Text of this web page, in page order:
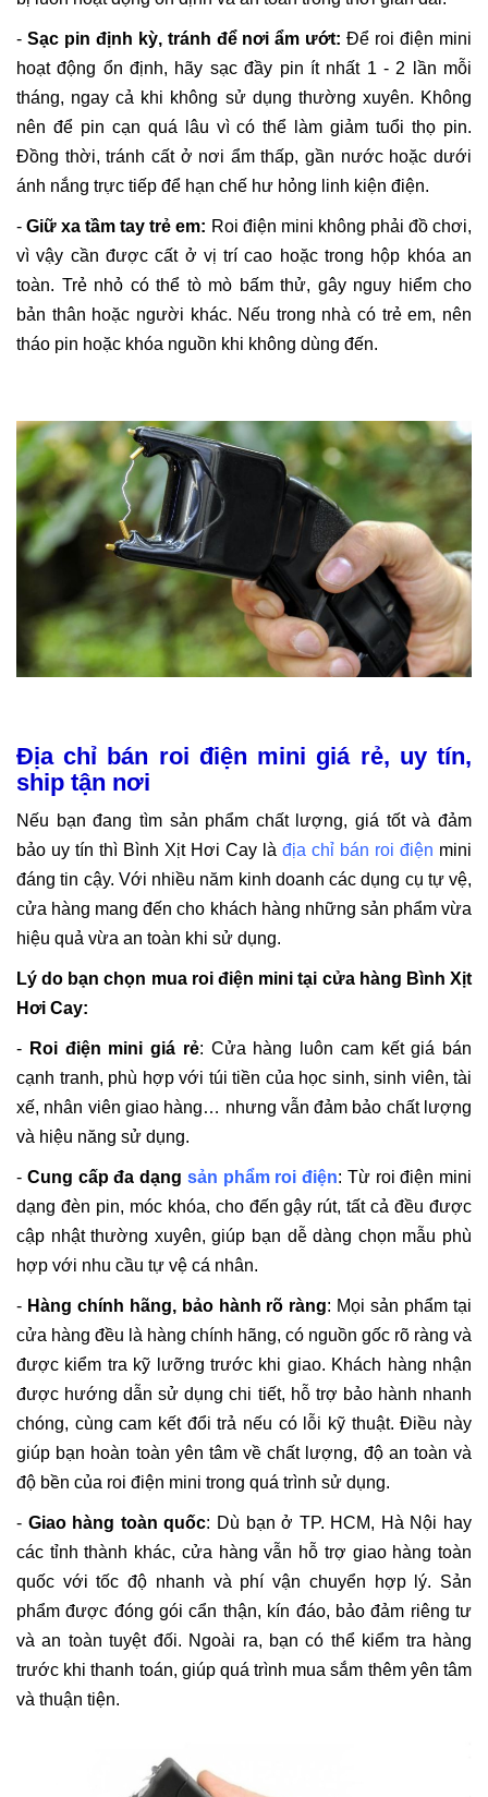
- Sạc pin định kỳ, tránh để nơi ẩm ướt:Để roi điện mini
hoạt động ổn định, hãy sạc đầy pin ít nhất 1 - 2 lần mỗi
tháng, ngay cả khi không sử dụng thường xuyên. Không
nên để pin cạn quá lâu vì có thể làm giảm tuổi thọ pin.
Đồng thời, tránh cất ở nơi ẩm thấp, gần nước hoặc dưới
ánh nắng trực tiếp để hạn chế hư hỏng linh kiện điện.
-Giữ xa tầm tay trẻ em: Roi điện mini không phải đồ chơi,
vì vậy cần được cất ở vị trí cao hoặc trong hộp khóa an
toàn. Trẻ nhỏ có thể tò mò bấm thử, gây nguy hiểm cho
bản thân hoặc người khác. Nếu trong nhà có trẻ em, nên
tháo pin hoặc khóa nguồn khi không dùng đến.
Địa chỉ bán roi điện mini giá rẻ, uy tín,
ship tận nơi
Nếu bạn đang tìm sản phẩm chất lượng, giá tốt và đảm
bảo uy tín thì Bình Xịt Hơi Cay là địa chỉ bán roi điện mini
đáng tin cậy. Với nhiều năm kinh doanh các dụng cụ tự vệ,
cửa hàng mang đến cho khách hàng những sản phẩm vừa
hiệu quả vừa an toàn khi sử dụng.
Lý do bạn chọn mua roi điện mini tại cửa hàng Bình Xịt
Hơi Cay:
- Roi điện mini giá rẻ: Cửa hàng luôn cam kết giá bán
cạnh tranh, phù hợp với túi tiền của học sinh, sinh viên, tài
xế, nhân viên giao hàng… nhưng vẫn đảm bảo chất lượng
và hiệu năng sử dụng.
- Cung cấp đa dạng sản phẩm roi điện: Từ roi điện mini
dạng đèn pin, móc khóa, cho đến gậy rút, tất cả đều được
cập nhật thường xuyên, giúp bạn dễ dàng chọn mẫu phù
hợp với nhu cầu tự vệ cá nhân.
- Hàng chính hãng, bảo hành rõ ràng: Mọi sản phẩm tại
cửa hàng đều là hàng chính hãng, có nguồn gốc rõ ràng và
được kiểm tra kỹ lưỡng trước khi giao. Khách hàng nhận
được hướng dẫn sử dụng chi tiết, hỗ trợ bảo hành nhanh
chóng, cùng cam kết đổi trả nếu có lỗi kỹ thuật. Điều này
giúp bạn hoàn toàn yên tâm về chất lượng, độ an toàn và
độ bền của roi điện mini trong quá trình sử dụng.
- Giao hàng toàn quốc: Dù bạn ở TP. HCM, Hà Nội hay
các tỉnh thành khác, cửa hàng vẫn hỗ trợ giao hàng toàn
quốc với tốc độ nhanh và phí vận chuyển hợp lý. Sản
phẩm được đóng gói cẩn thận, kín đáo, bảo đảm riêng tư
và an toàn tuyệt đối. Ngoài ra, bạn có thể kiểm tra hàng
trước khi thanh toán, giúp quá trình mua sắm thêm yên tâm
và thuận tiện.